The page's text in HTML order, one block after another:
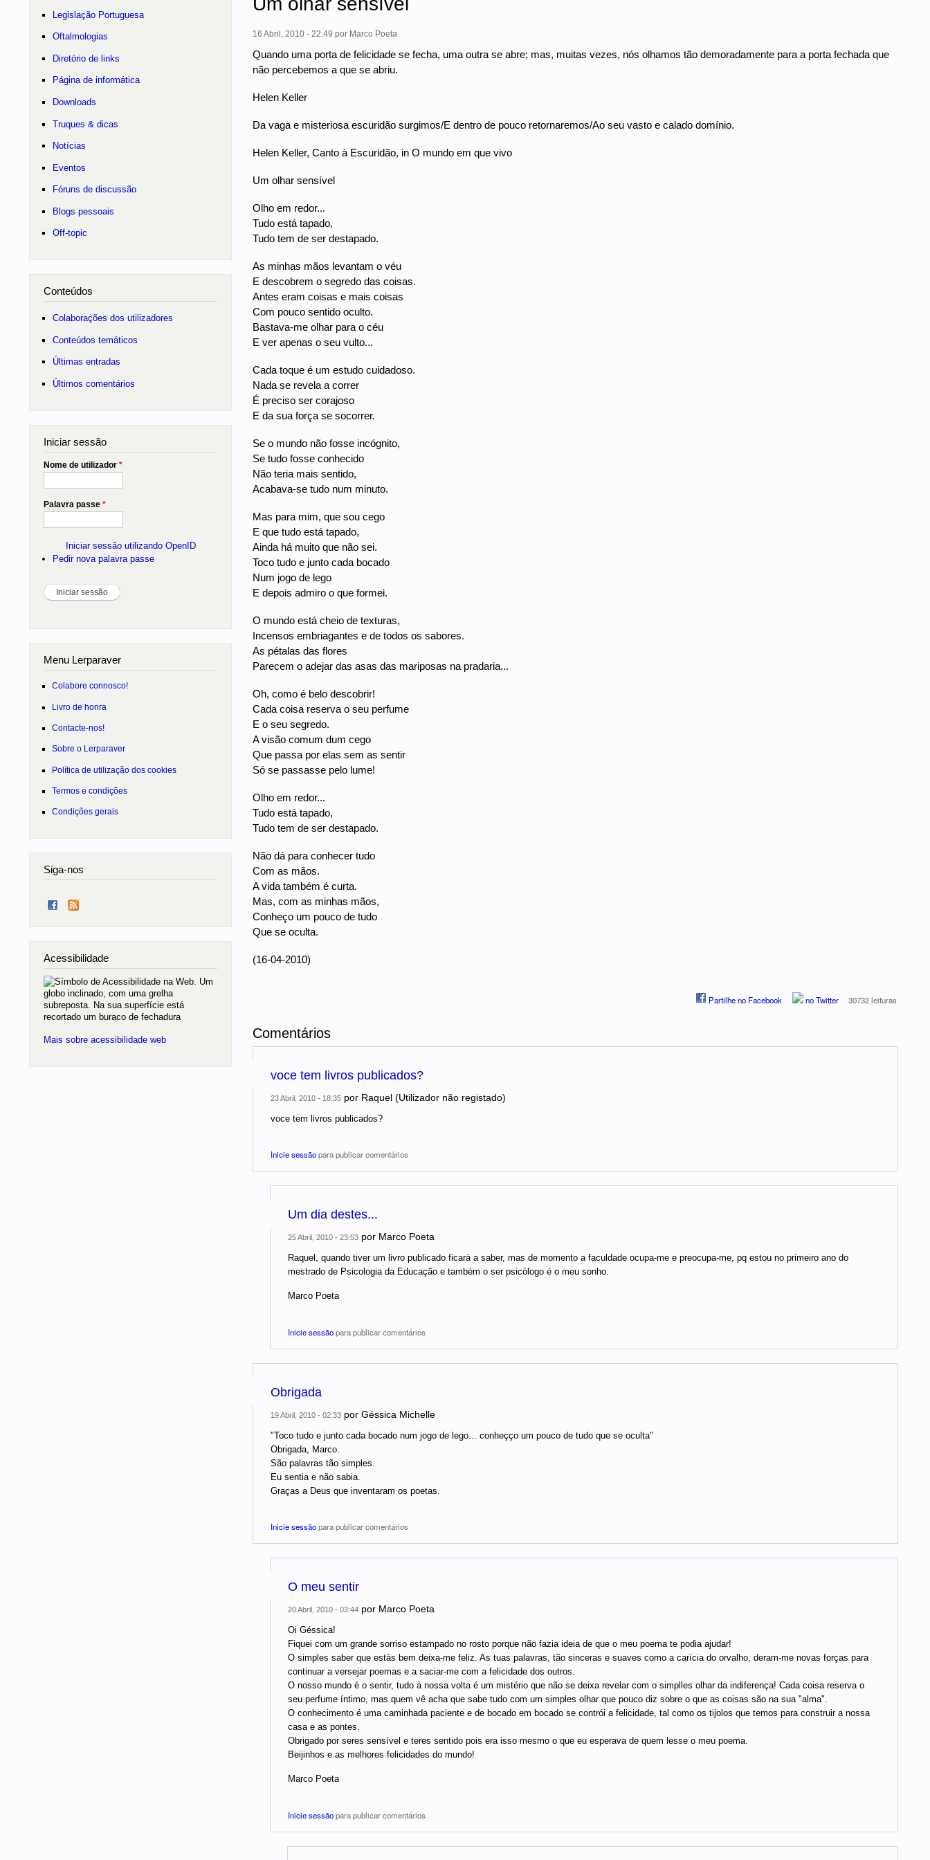
16 Abril, 2010 - 22:49 por Marco Poeta
Quando uma porta de felicidade se fecha, uma outra se abre; mas, muitas vezes, nós olhamos tão demoradamente para a porta fechada que
não percebemos a que se abriu.
Helen Keller
Da vaga e misteriosa escuridão surgimos/E dentro de pouco retornaremos/Ao seu vasto e calado domínio.
Helen Keller, Canto à Escuridão, in O mundo em que vivo
Um olhar sensível
Olho em redor...
Tudo está tapado,
Tudo tem de ser destapado.
As minhas mãos levantam o véu
E descobrem o segredo das coisas.
Antes eram coisas e mais coisas
Com pouco sentido oculto.
Bastava-me olhar para o céu
E ver apenas o seu vulto...
Cada toque é um estudo cuidadoso.
Nada se revela a correr
É preciso ser corajoso
E da sua força se socorrer.
Se o mundo não fosse incógnito,
Se tudo fosse conhecido
Não teria mais sentido,
Acabava-se tudo num minuto.
Mas para mim, que sou cego
E que tudo está tapado,
Ainda há muito que não sei.
Toco tudo e junto cada bocado
Num jogo de lego
E depois admiro o que formei.
O mundo está cheio de texturas,
Incensos embriagantes e de todos os sabores.
As pétalas das flores
Parecem o adejar das asas das mariposas na pradaria...
Oh, como é belo descobrir!
Cada coisa reserva o seu perfume
E o seu segredo.
A visão comum dum cego
Que passa por elas sem as sentir
Só se passasse pelo lume!
Olho em redor...
Tudo está tapado,
Tudo tem de ser destapado.
Não dá para conhecer tudo
Com as mãos.
A vida também é curta.
Mas, com as minhas mãos,
Conheço um pouco de tudo
Que se oculta.
(16-04-2010)
Partilhe no Facebook no Twitter 30732 leituras
Comentários
voce tem livros publicados?
23 Abril, 2010 - 18:35por Raquel (Utilizador não registado)
voce tem livros publicados?
Inicie sessãopara publicar comentários
Um dia destes...
25 Abril, 2010 - 23:53por Marco Poeta
Raquel, quando tiver um livro publicado ficará a saber, mas de momento a faculdade ocupa-me e preocupa-me, pq estou no primeiro ano do
mestrado de Psicologia da Educação e também o ser psicólogo é o meu sonho.
Marco Poeta
Inicie sessãopara publicar comentários
Obrigada
19 Abril, 2010 - 02:33por Géssica Michelle
"Toco tudo e junto cada bocado num jogo de lego... conheçço um pouco de tudo que se oculta"
Obrigada, Marco.
São palavras tão simples.
Eu sentia e não sabia.
Graças a Deus que inventaram os poetas.
Inicie sessãopara publicar comentários
O meu sentir
20 Abril, 2010 - 03:44por Marco Poeta
Oi Géssica!
Fiquei com um grande sorriso estampado no rosto porque não fazia ideia de que o meu poema te podia ajudar!
O simples saber que estás bem deixa-me feliz. As tuas palavras, tão sinceras e suaves como a carícia do orvalho, deram-me novas forças para
continuar a versejar poemas e a saciar-me com a felicidade dos outros.
O nosso mundo é o sentir, tudo à nossa volta é um mistério que não se deixa revelar com o simplles olhar da indiferença! Cada coisa reserva o
seu perfume íntimo, mas quem vê acha que sabe tudo com um simples olhar que pouco diz sobre o que as coisas são na sua "alma".
O conhecimento é uma caminhada paciente e de bocado em bocado se contrói a felicidade, tal como os tijolos que temos para construir a nossa
casa e as pontes.
Obrigado por seres sensível e teres sentido pois era isso mesmo o que eu esperava de quem lesse o meu poema.
Beijinhos e as melhores felicidades do mundo!
Marco Poeta
Inicie sessãopara publicar comentários
Legislação Portuguesa
Oftalmologias
Diretório de links
Página de informática
Downloads
Truques & dicas
Notícias
Eventos
Fóruns de discussão
Blogs pessoais
Off-topic
Conteúdos
Colaborações dos utilizadores
Conteúdos temáticos
Últimas entradas
Últimos comentários
Iniciar sessão
Nome de utilizador *
Palavra passe *
Iniciar sessão utilizando OpenID
Pedir nova palavra passe
Menu Lerparaver
Colabore connosco!
Livro de honra
Contacte-nos!
Sobre o Lerparaver
Política de utilização dos cookies
Termos e condições
Condições gerais
Siga-nos
Acessibilidade
Mais sobre acessibilidade web